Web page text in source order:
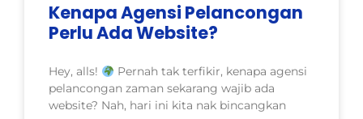
Kenapa Agensi Pelancongan
Perlu Ada Website?
Hey, alls!
Pernah tak terfikir, kenapa agensi
pelancongan zaman sekarang wajib ada
website? Nah, hari ini kita nak bincangkan